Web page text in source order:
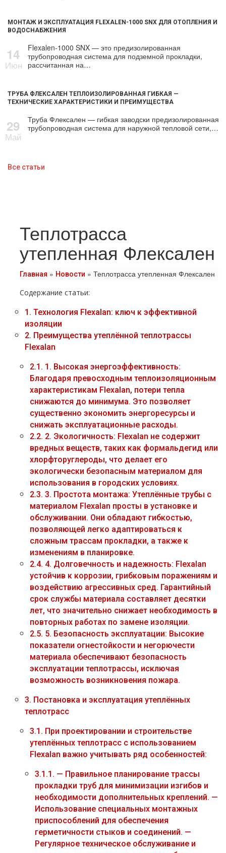
МОНТАЖ И ЭКСПЛУАТАЦИЯ FLEXALEN-1000 SNX ДЛЯ ОТОПЛЕНИЯ И
ВОДОСНАБЖЕНИЯ
14
Июн
Flexalen-1000 SNX — это предизолированная
трубопроводная система для подземной прокладки,
рассчитанная на…
ТРУБА ФЛЕКСАЛЕН ТЕПЛОИЗОЛИРОВАННАЯ ГИБКАЯ —
ТЕХНИЧЕСКИЕ ХАРАКТЕРИСТИКИ И ПРЕИМУЩЕСТВА
29
Май
Труба Флексален — гибкая заводски предизолированная
трубопроводная система для наружной тепловой сети,…
Все статьи
Теплотрасса
утепленная Флексален
Главная » Новости » Теплотрасса утепленная Флексален
Содержание статьи:
1. Технология Flexalan: ключ к эффективной
изоляции
2. Преимущества утеплённой теплотрассы
Flexalan
2.1. 1. Высокая энергоэффективность:
Благодаря превосходным теплоизоляционным
характеристикам Flexalan, потери тепла
снижаются до минимума. Это позволяет
существенно экономить энергоресурсы и
снижать эксплуатационные расходы.
2.2. 2. Экологичность: Flexalan не содержит
вредных веществ, таких как формальдегид или
хлорфторуглероды, что делает его
экологически безопасным материалом для
использования в городских условиях.
2.3. 3. Простота монтажа: Утеплённые трубы с
материалом Flexalan просты в установке и
обслуживании. Они обладают гибкостью,
позволяющей легко адаптироваться к
сложным трассам прокладки, а также к
изменениям в планировке.
2.4. 4. Долговечность и надежность: Flexalan
устойчив к коррозии, грибковым поражениям и
воздействию агрессивных сред. Гарантийный
срок службы материала составляет десятки
лет, что значительно снижает необходимость в
повторных работах по замене изоляции.
2.5. 5. Безопасность эксплуатации: Высокие
показатели огнестойкости и негорючести
материала обеспечивают безопасность
эксплуатации теплотрассы, исключая
возможность возникновения пожара.
3. Постановка и эксплуатация утеплённых
теплотрасс
3.1. При проектировании и строительстве
утеплённых теплотрасс с использованием
Flexalan важно учитывать ряд особенностей:
3.1.1. — Правильное планирование трассы
прокладки труб для минимизации изгибов и
необходимости дополнительных креплений. —
Использование специальных монтажных
приспособлений для обеспечения
герметичности стыков и соединений. —
Регулярное техническое обслуживание и